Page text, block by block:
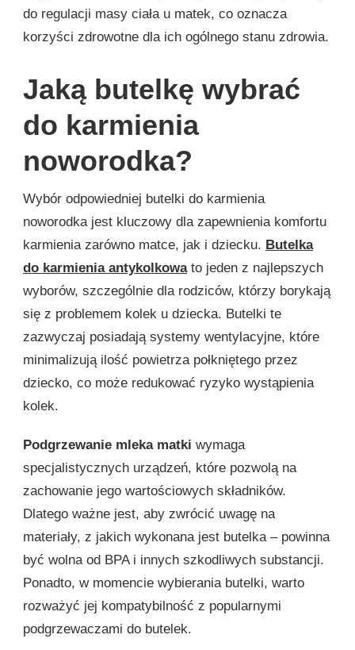
do regulacji masy ciała u matek, co oznacza
korzyści zdrowotne dla ich ogólnego stanu zdrowia.
Jaką butelkę wybrać
do karmienia
noworodka?
Wybór odpowiedniej butelki do karmienia
noworodka jest kluczowy dla zapewnienia komfortu
karmienia zarówno matce, jak i dziecku. Butelka
do karmienia antykolkowato jeden z najlepszych
wyborów, szczególnie dla rodziców, którzy borykają
się z problemem kolek u dziecka. Butelki te
zazwyczaj posiadają systemy wentylacyjne, które
minimalizują ilość powietrza połkniętego przez
dziecko, co może redukować ryzyko wystąpienia
kolek.
Podgrzewanie mleka matki wymaga
specjalistycznych urządzeń, które pozwolą na
zachowanie jego wartościowych składników.
Dlatego ważne jest, aby zwrócić uwagę na
materiały, z jakich wykonana jest butelka – powinna
być wolna od BPA i innych szkodliwych substancji.
Ponadto, w momencie wybierania butelki, warto
rozważyć jej kompatybilność z popularnymi
podgrzewaczami do butelek.